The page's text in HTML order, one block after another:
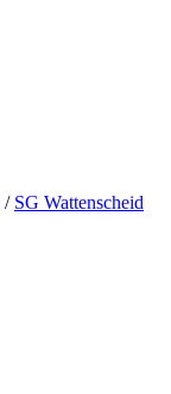
/ SG Wattenscheid